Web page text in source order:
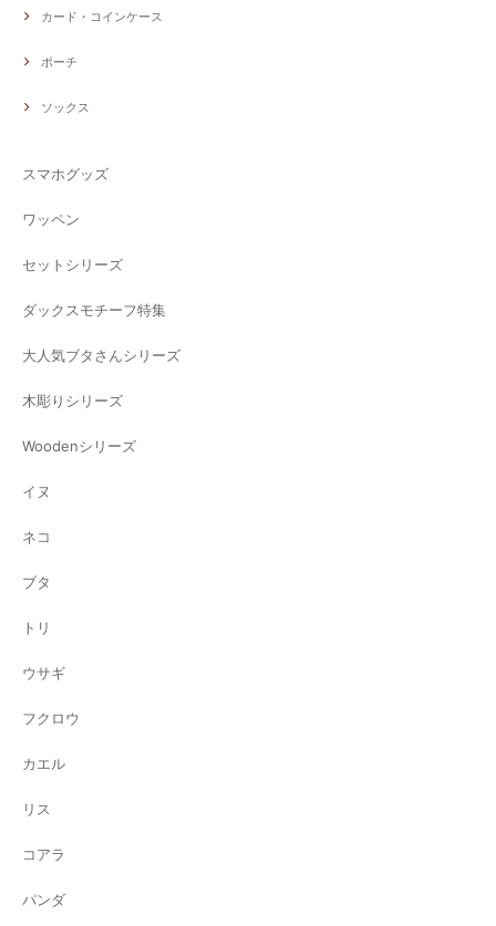
カード・コインケース
ポーチ
ソックス
スマホグッズ
ワッペン
セットシリーズ
ダックスモチーフ特集
大人気ブタさんシリーズ
木彫りシリーズ
Woodenシリーズ
イヌ
ネコ
ブタ
トリ
ウサギ
フクロウ
カエル
リス
コアラ
パンダ